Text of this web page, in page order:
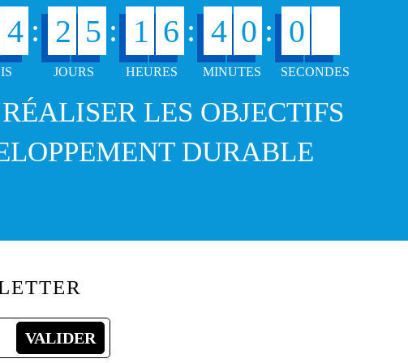
4 : 2 5 : 1 6 : 4 0 : 0
8
LES OBJECTIFS
DURABLE